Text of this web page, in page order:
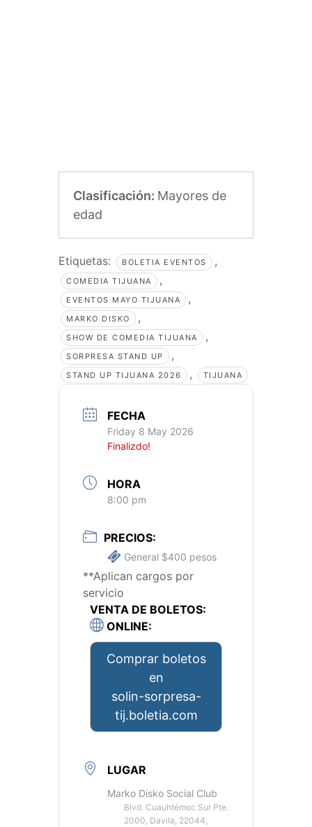
Clasificación: Mayores de
edad
Etiquetas: BOLETIA EVENTOS ,
COMEDIA TIJUANA ,
EVENTOS MAYO TIJUANA ,
MARKO DISKO ,
SHOW DE COMEDIA TIJUANA ,
SORPRESA STAND UP ,
STAND UP TIJUANA 2026 , TIJUANA
FECHA
Friday 8 May 2026
Finalizdo!
HORA
8:00 pm
PRECIOS:
General $400 pesos
**Aplican cargos por
servicio
VENTA DE BOLETOS:
ONLINE:
Comprar boletos
en
solin-sorpresa-
tij.boletia.com
LUGAR
Marko Disko Social Club
Blvd. Cuauhtémoc Sur Pte.
2000, Davila, 22044,